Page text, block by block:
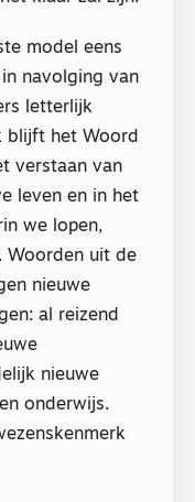
model eens
navolging van
letterlijk
blijft het Woord
verstaan van
leven en in het
we lopen,
Woorden uit de
nieuwe
al reizend
nieuwe
onderwijs.